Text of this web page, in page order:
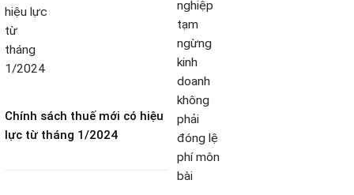
Chính sách thuế mới có hiệu
lực từ tháng 1/2024